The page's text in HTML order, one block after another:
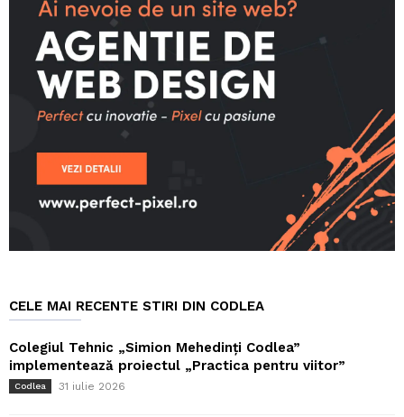
CELE MAI RECENTE STIRI DIN CODLEA
Colegiul Tehnic „Simion Mehedinți Codlea”
implementează proiectul „Practica pentru viitor”
Codlea 31 iulie 2026